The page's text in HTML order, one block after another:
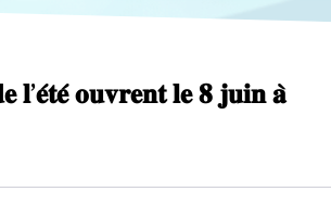
𝐨𝐮𝐯𝐫𝐞𝐧𝐭 𝐥𝐞 𝟖 𝐣𝐮𝐢𝐧 𝐚̀